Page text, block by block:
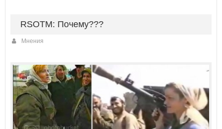
RSOTM: Почему???
Мнения